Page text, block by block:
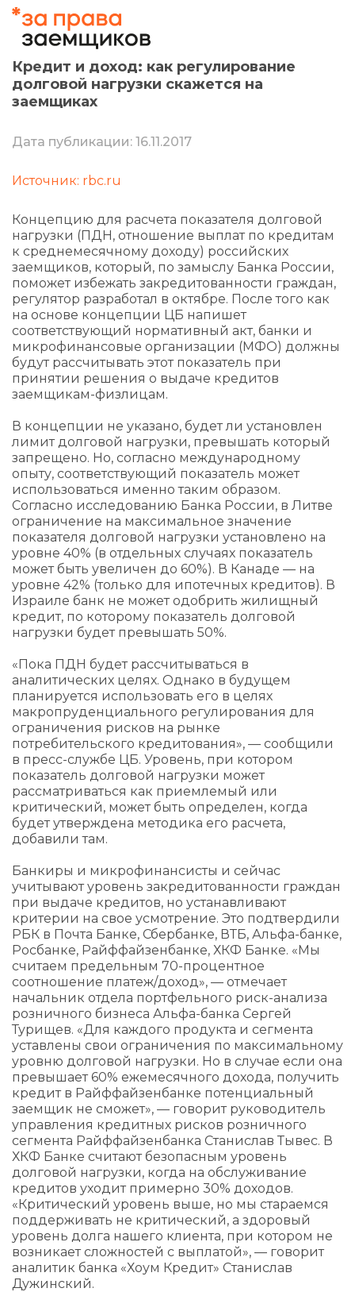
Кредит и доход: как регулирование
долговой нагрузки скажется на
заемщиках
Дата публикации: 16.11.2017
Источник: rbc.ru
Концепцию для расчета показателя долговой
нагрузки (ПДН, отношение выплат по кредитам
к среднемесячному доходу) российских
заемщиков, который, по замыслу Банка России,
поможет избежать закредитованности граждан,
регулятор разработал в октябре. После того как
на основе концепции ЦБ напишет
соответствующий нормативный акт, банки и
микрофинансовые организации (МФО) должны
будут рассчитывать этот показатель при
принятии решения о выдаче кредитов
заемщикам-физлицам.
В концепции не указано, будет ли установлен
лимит долговой нагрузки, превышать который
запрещено. Но, согласно международному
опыту, соответствующий показатель может
использоваться именно таким образом.
Согласно исследованию Банка России, в Литве
ограничение на максимальное значение
показателя долговой нагрузки установлено на
уровне 40% (в отдельных случаях показатель
может быть увеличен до 60%). В Канаде — на
уровне 42% (только для ипотечных кредитов). В
Израиле банк не может одобрить жилищный
кредит, по которому показатель долговой
нагрузки будет превышать 50%.
«Пока ПДН будет рассчитываться в
аналитических целях. Однако в будущем
планируется использовать его в целях
макропруденциального регулирования для
ограничения рисков на рынке
потребительского кредитования», — сообщили
в пресс-службе ЦБ. Уровень, при котором
показатель долговой нагрузки может
рассматриваться как приемлемый или
критический, может быть определен, когда
будет утверждена методика его расчета,
добавили там.
Банкиры и микрофинансисты и сейчас
учитывают уровень закредитованности граждан
при выдаче кредитов, но устанавливают
критерии на свое усмотрение. Это подтвердили
РБК в Почта Банке, Сбербанке, ВТБ, Альфа-банке,
Росбанке, Райффайзенбанке, ХКФ Банке. «Мы
считаем предельным 70-процентное
соотношение платеж/доход», — отмечает
начальник отдела портфельного риск-анализа
розничного бизнеса Альфа-банка Сергей
Турищев. «Для каждого продукта и сегмента
уставлены свои ограничения по максимальному
уровню долговой нагрузки. Но в случае если она
превышает 60% ежемесячного дохода, получить
кредит в Райффайзенбанке потенциальный
заемщик не сможет», — говорит руководитель
управления кредитных рисков розничного
сегмента Райффайзенбанка Станислав Тывес. В
ХКФ Банке считают безопасным уровень
долговой нагрузки, когда на обслуживание
кредитов уходит примерно 30% доходов.
«Критический уровень выше, но мы стараемся
поддерживать не критический, а здоровый
уровень долга нашего клиента, при котором не
возникает сложностей с выплатой», — говорит
аналитик банка «Хоум Кредит» Станислав
Дужинский.